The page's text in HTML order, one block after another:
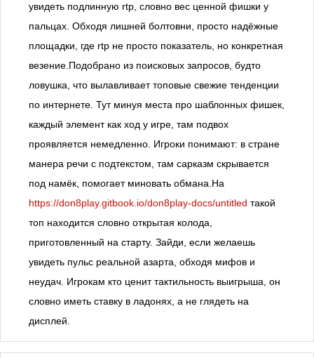
увидеть подлинную rtp, словно вес ценной фишки у
пальцах. Обходя лишней болтовни, просто надёжные
площадки, где rtp не просто показатель, но конкретная
везение.Подобрано из поисковых запросов, будто
ловушка, что вылавливает топовые свежие тенденции
по интернете. Тут минуя места про шаблонных фишек,
каждый элемент как ход у игре, там подвох
проявляется немедленно. Игроки понимают: в стране
манера речи с подтекстом, там сарказм скрывается
под намёк, помогает миновать обмана.На
https://don8play.gitbook.io/don8play-docs/untitled такой
топ находится словно открытая колода,
приготовленный на старту. Зайди, если желаешь
увидеть пульс реальной азарта, обходя мифов и
неудач. Игрокам кто ценит тактильность выигрыша, он
словно иметь ставку в ладонях, а не глядеть на
дисплей.